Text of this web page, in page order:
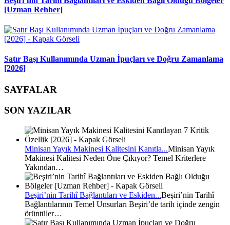
[Uzman Rehber]
Satır Başı Kullanımında Uzman İpuçları ve Doğru Zamanlama
[2026]
SAYFALAR
SON YAZILAR
Minisan Yayık Makinesi Kalitesini Kanıtla...Minisan Yayık
Makinesi Kalitesi Neden Öne Çıkıyor? Temel Kriterlere
Yakından…
Beşiri’nin Tarihî Bağlantıları ve Eskiden...Beşiri’nin Tarihî
Bağlantılarının Temel Unsurları Beşiri’de tarih içinde zengin
örüntüler…